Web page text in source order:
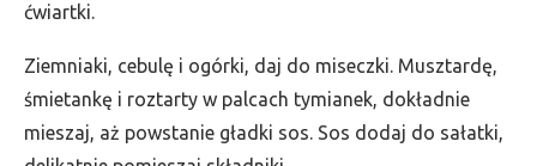
ćwiartki.
Ziemniaki, cebulę i ogórki, daj do miseczki. Musztardę,
śmietankę i roztarty w palcach tymianek, dokładnie
mieszaj, aż powstanie gładki sos. Sos dodaj do sałatki,